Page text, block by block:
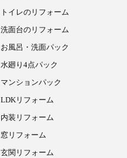
トイレのリフォーム
洗面台のリフォーム
お風呂・洗面パック
水廻り4点パック
マンションパック
LDKリフォーム
内装リフォーム
窓リフォーム
玄関リフォーム